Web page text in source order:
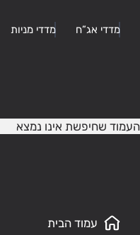
מדדי אג”ח מדדי מניות
העמוד שחיפשת אינו נמצא
עמוד הבית